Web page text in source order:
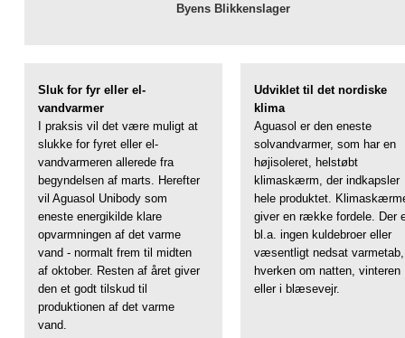
Byens Blikkenslager
Sluk for fyr eller el-
vandvarmer
I praksis vil det være muligt at
slukke for fyret eller el-
vandvarmeren allerede fra
begyndelsen af marts. Herefter
vil Aguasol Unibody som
eneste energikilde klare
opvarmningen af det varme
vand - normalt frem til midten
af oktober. Resten af året giver
den et godt tilskud til
produktionen af det varme
vand.
Udviklet til det nordiske
klima
Aguasol er den eneste
solvandvarmer, som har en
højisoleret, helstøbt
klimaskærm, der indkapsler
hele produktet.
giver en række fordele. Der
bl.a. ingen kuldebroer eller
væsentligt nedsat varmetab,
hverken om natten, vinteren
eller i blæsevejr.